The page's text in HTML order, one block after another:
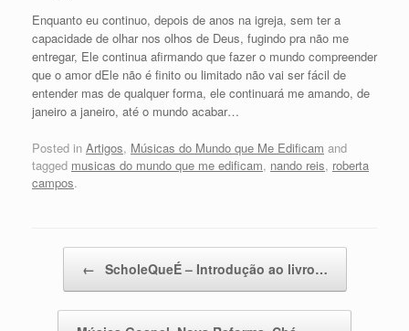
Enquanto eu continuo, depois de anos na igreja, sem ter a
capacidade de olhar nos olhos de Deus, fugindo pra não me
entregar, Ele continua afirmando que fazer o mundo compreender
que o amor dEle não é finito ou limitado não vai ser fácil de
entender mas de qualquer forma, ele continuará me amando, de
janeiro a janeiro, até o mundo acabar…
Posted in Artigos, Músicas do Mundo que Me Edificam and
tagged musicas do mundo que me edificam, nando reis, roberta
campos.
← ScholeQueÉ – Introdução ao livro…